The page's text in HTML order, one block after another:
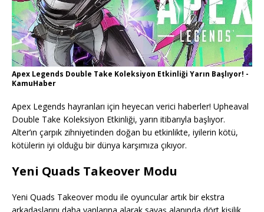
Apex Legends Double Take Koleksiyon Etkinliği Yarın Başlıyor! -
KamuHaber
Apex Legends hayranları için heyecan verici haberler! Upheaval
Double Take Koleksiyon Etkinliği, yarın itibarıyla başlıyor.
Alter’ın çarpık zihniyetinden doğan bu etkinlikte, iyilerin kötü,
kötülerin iyi olduğu bir dünya karşımıza çıkıyor.
Yeni Quads Takeover Modu
Yeni Quads Takeover modu ile oyuncular artık bir ekstra